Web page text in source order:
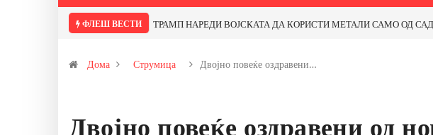
ФЛЕШ ВЕСТИ
ТРАМП НАРЕДИ ВОЈСКАТА ДА КОРИСТИ МЕТАЛИ САМО ОД САД ИЛИ ОД
Дома Струмица Двојно повеќе оздравени…
Двојно повеќе оздравени од